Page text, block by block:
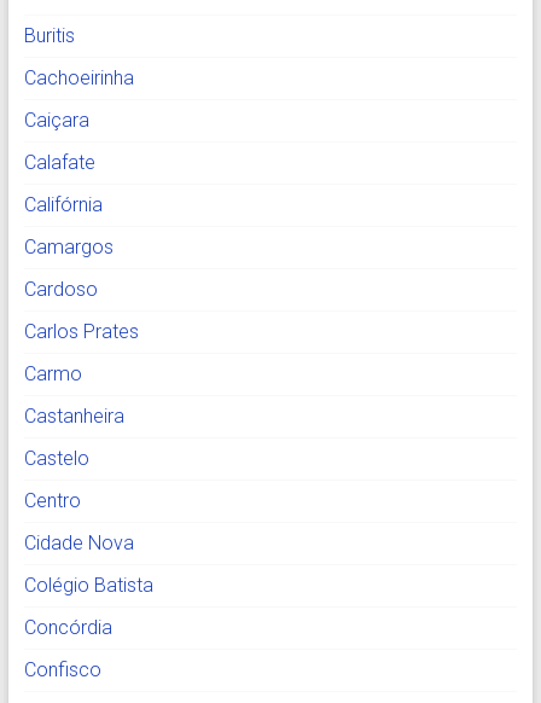
Buritis
Cachoeirinha
Caiçara
Calafate
Califórnia
Camargos
Cardoso
Carlos Prates
Carmo
Castanheira
Castelo
Centro
Cidade Nova
Colégio Batista
Concórdia
Confisco